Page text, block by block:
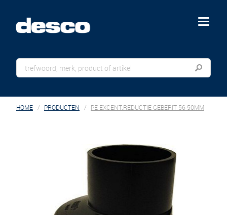
menu
HOME PRODUCTEN PE EXCENT.REDUCTIE GEBERIT 56-50MM